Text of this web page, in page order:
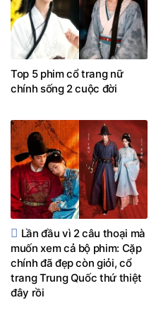
Top 5 phim cổ trang nữ
chính sống 2 cuộc đời
Lần đầu vì 2 câu thoại mà
muốn xem cả bộ phim: Cặp
chính đã đẹp còn giỏi, cổ
trang Trung Quốc thứ thiệt
đây rồi